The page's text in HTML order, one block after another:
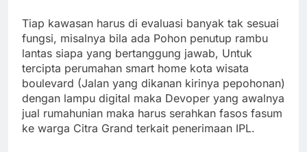
Tiap kawasan harus di evaluasi banyak tak sesuai
fungsi, misalnya bila ada Pohon penutup rambu
lantas siapa yang bertanggung jawab, Untuk
tercipta perumahan smart home kota wisata
boulevard (Jalan yang dikanan kirinya pepohonan)
dengan lampu digital maka Devoper yang awalnya
jual rumahunian maka harus serahkan fasos fasum
ke warga Citra Grand terkait penerimaan IPL.